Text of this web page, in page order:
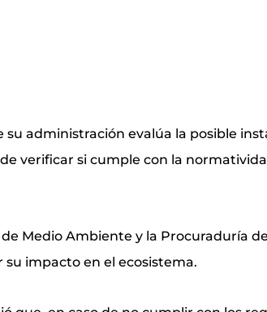
administración evalúa la posible
verificar si cumple con la
Medio Ambiente y la Procuraduría
impacto en el ecosistema.